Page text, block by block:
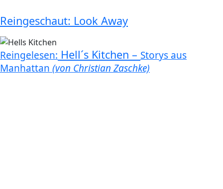
Reingeschaut: Look Away
Reingelesen: Hell´s Kitchen – Storys aus
Manhattan (von Christian Zaschke)